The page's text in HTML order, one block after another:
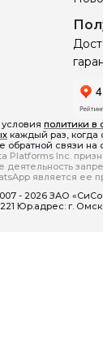
политики в
каждый раз, когда
обратной связи на
Platforms Inc.
деятельность
является ее
- 2026 ЗАО
Юр.адрес: г.